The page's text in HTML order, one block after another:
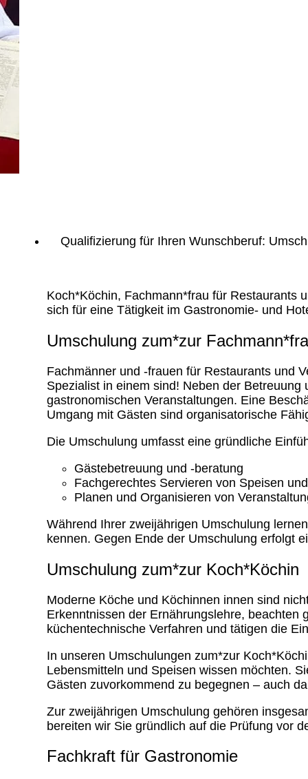
Qualifizierung für Ihren Wunschberuf:
Koch*Köchin, Fachmann*frau für Restaurants
sich für eine Tätigkeit im Gastronomie- und
Umschulung zum*zur
Fachmänner und -frauen für Restaurants und
Spezialist in einem sind! Neben der
gastronomischen Veranstaltungen. Eine
Umgang mit Gästen sind organisatorische
Die Umschulung umfasst eine gründliche
Gästebetreuung und -beratung
Fachgerechtes Servieren von Speisen
Planen und Organisieren von
Während Ihrer zweijährigen Umschulung
kennen. Gegen Ende der Umschulung erfolgt
Umschulung zum*zur Koch*Köchin
Moderne Köche und Köchinnen innen sind
Erkenntnissen der Ernährungslehre, beachten
küchentechnische Verfahren und tätigen die
In unseren Umschulungen zum*zur
Lebensmitteln und Speisen wissen möchten.
Gästen zuvorkommend zu begegnen – auch
Zur zweijährigen Umschulung gehören
bereiten wir Sie gründlich auf die Prüfung vor
Fachkraft für Gastronomie